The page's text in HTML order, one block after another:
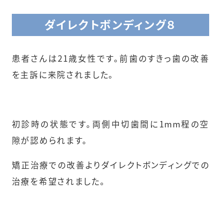
ダイレクトボンディング８
患者さんは21歳女性です。前歯のすきっ歯の改善
を主訴に来院されました。
初診時の状態です。両側中切歯間に1mm程の空
隙が認められます。
矯正治療での改善よりダイレクトボンディングでの
治療を希望されました。